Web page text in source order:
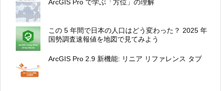
ArcGIS Pro で学ぶ「方位」の理解
この 5 年間で日本の人口はどう変わった？ 2025 年
国勢調査速報値を地図で見てみよう
ArcGIS Pro 2.9 新機能: リニア リファレンス タブ